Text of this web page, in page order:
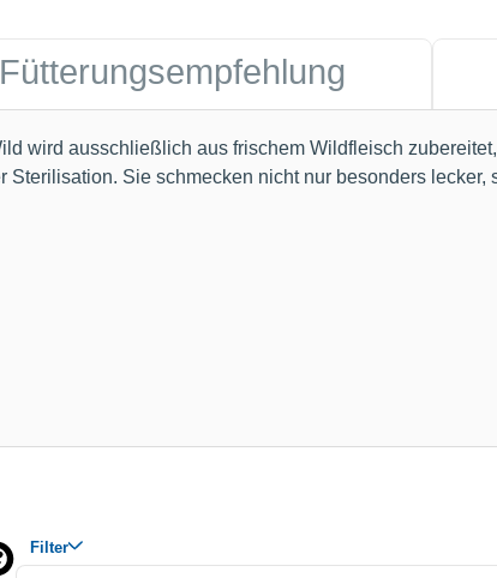
Fütterungsempfehlung
wird ausschließlich aus frischem Wildfleisch
Sie schmecken nicht nur besonders